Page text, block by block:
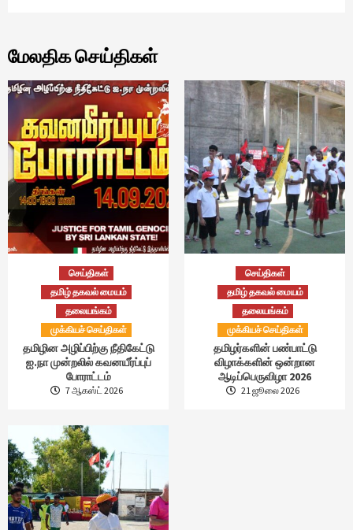
மேலதிக செய்திகள்
செய்திகள்
தமிழ் தகவல் மையம்
தலையங்கம்
முக்கியச் செய்திகள்
தமிழின அழிப்பிற்கு நீதிகேட்டு
ஐ.நா முன்றலில் கவனயீர்ப்புப்
போராட்டம்
7 ஆகஸ்ட் 2026
செய்திகள்
தமிழ் தகவல் மையம்
தலையங்கம்
முக்கியச் செய்திகள்
தமிழர்களின் பண்பாட்டு
விழாக்களின் ஒன்றான
ஆடிப்பெருவிழா 2026
21 ஜூலை 2026